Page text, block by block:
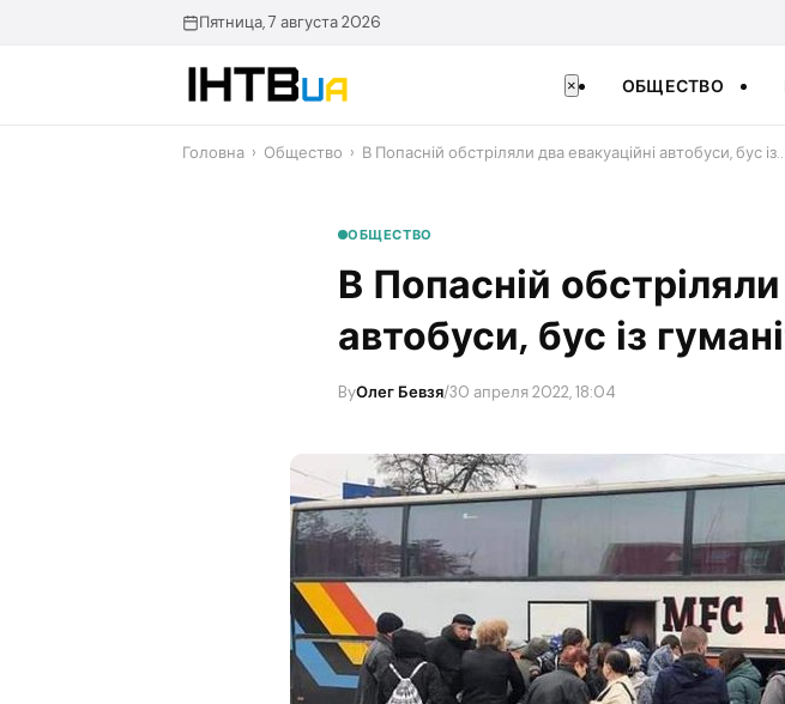
Пятница, 7 августа 2026
× ОБЩЕСТВО
Головна › Общество › В Попасній обстріляли два евакуаційні автобуси, бус із…
ОБЩЕСТВО
В Попасній
автобуси, бус із
ByОлег Бевзя/30 апреля 2022, 18:04